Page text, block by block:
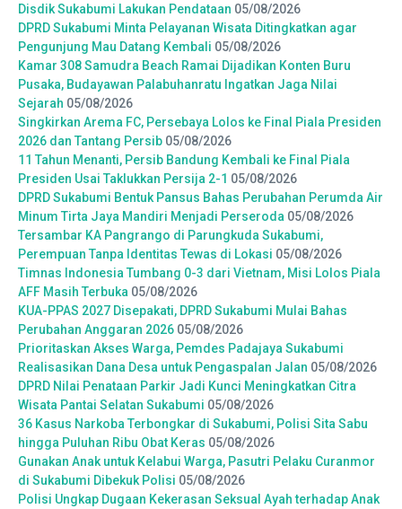
Disdik Sukabumi Lakukan Pendataan 05/08/2026
DPRD Sukabumi Minta Pelayanan Wisata Ditingkatkan agar
Pengunjung Mau Datang Kembali 05/08/2026
Kamar 308 Samudra Beach Ramai Dijadikan Konten Buru
Pusaka, Budayawan Palabuhanratu Ingatkan Jaga Nilai
Sejarah 05/08/2026
Singkirkan Arema FC, Persebaya Lolos ke Final Piala Presiden
2026 dan Tantang Persib 05/08/2026
11 Tahun Menanti, Persib Bandung Kembali ke Final Piala
Presiden Usai Taklukkan Persija 2-1 05/08/2026
DPRD Sukabumi Bentuk Pansus Bahas Perubahan Perumda Air
Minum Tirta Jaya Mandiri Menjadi Perseroda 05/08/2026
Tersambar KA Pangrango di Parungkuda Sukabumi,
Perempuan Tanpa Identitas Tewas di Lokasi 05/08/2026
Timnas Indonesia Tumbang 0-3 dari Vietnam, Misi Lolos Piala
AFF Masih Terbuka 05/08/2026
KUA-PPAS 2027 Disepakati, DPRD Sukabumi Mulai Bahas
Perubahan Anggaran 2026 05/08/2026
Prioritaskan Akses Warga, Pemdes Padajaya Sukabumi
Realisasikan Dana Desa untuk Pengaspalan Jalan 05/08/2026
DPRD Nilai Penataan Parkir Jadi Kunci Meningkatkan Citra
Wisata Pantai Selatan Sukabumi 05/08/2026
36 Kasus Narkoba Terbongkar di Sukabumi, Polisi Sita Sabu
hingga Puluhan Ribu Obat Keras 05/08/2026
Gunakan Anak untuk Kelabui Warga, Pasutri Pelaku Curanmor
di Sukabumi Dibekuk Polisi 05/08/2026
Polisi Ungkap Dugaan Kekerasan Seksual Ayah terhadap Anak